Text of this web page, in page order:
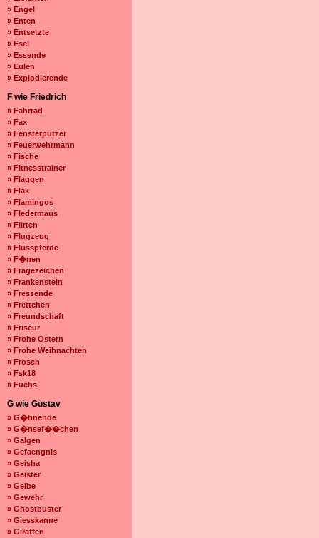
» Engel
» Enten
» Entsetzte
» Esel
» Essende
» Eulen
» Explodierende
F wie Friedrich
» Fahrrad
» Fax
» Fensterputzer
» Feuerwehrmann
» Fische
» Fitnesstrainer
» Flaggen
» Flak
» Flamingos
» Fledermaus
» Flirten
» Flugzeug
» Flusspferde
» F�nen
» Fragezeichen
» Frankenstein
» Fressende
» Frettchen
» Freundschaft
» Friseur
» Frohe Ostern
» Frohe Weihnachten
» Frosch
» Fsk18
» Fuchs
G wie Gustav
» G�hnende
» G�nsef��chen
» Galgen
» Gefaengnis
» Geisha
» Geister
» Gelbe
» Gewehr
» Ghostbuster
» Giesskanne
» Giraffen